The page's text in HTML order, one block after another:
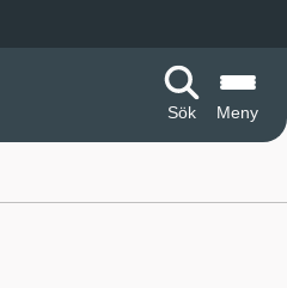
Sök
Meny